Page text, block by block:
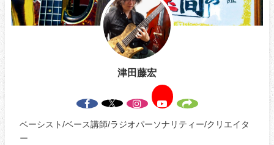
津田藤宏
ベーシスト/ベース講師/ラジオパーソナリティー/クリエイタ
ー